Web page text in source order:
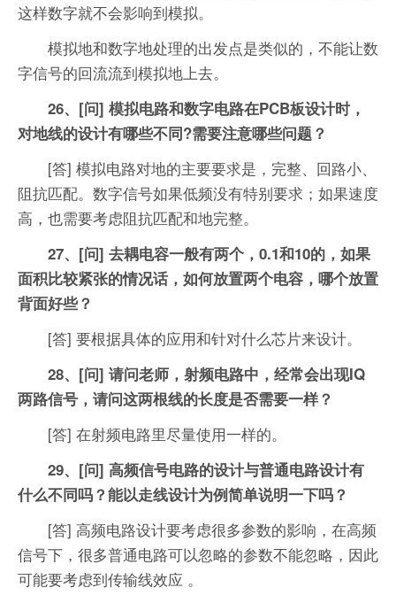
这样数字就不会影响到模拟。
模拟地和数字地处理的出发点是类似的，不能让数
字信号的回流流到模拟地上去。
26、[问] 模拟电路和数字电路在PCB板设计时，
对地线的设计有哪些不同?需要注意哪些问题？
[答] 模拟电路对地的主要要求是，完整、回路小、
阻抗匹配。数字信号如果低频没有特别要求；如果速度
高，也需要考虑阻抗匹配和地完整。
27、[问] 去耦电容一般有两个，0.1和10的，如果
面积比较紧张的情况话，如何放置两个电容，哪个放置
背面好些？
[答] 要根据具体的应用和针对什么芯片来设计。
28、[问] 请问老师，射频电路中，经常会出现IQ
两路信号，请问这两根线的长度是否需要一样？
[答] 在射频电路里尽量使用一样的。
29、[问] 高频信号电路的设计与普通电路设计有
什么不同吗？能以走线设计为例简单说明一下吗？
[答] 高频电路设计要考虑很多参数的影响，在高频
信号下，很多普通电路可以忽略的参数不能忽略，因此
可能要考虑到传输线效应 。